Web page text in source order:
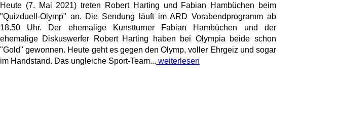
Heute (7. Mai 2021) treten Robert Harting und Fabian Hambüchen beim
"Quizduell-Olymp" an. Die Sendung läuft im ARD Vorabendprogramm ab
18.50 Uhr. Der ehemalige Kunstturner Fabian Hambüchen und der
ehemalige Diskuswerfer Robert Harting haben bei Olympia beide schon
"Gold" gewonnen. Heute geht es gegen den Olymp, voller Ehrgeiz und sogar
im Handstand. Das ungleiche Sport-Team... weiterlesen